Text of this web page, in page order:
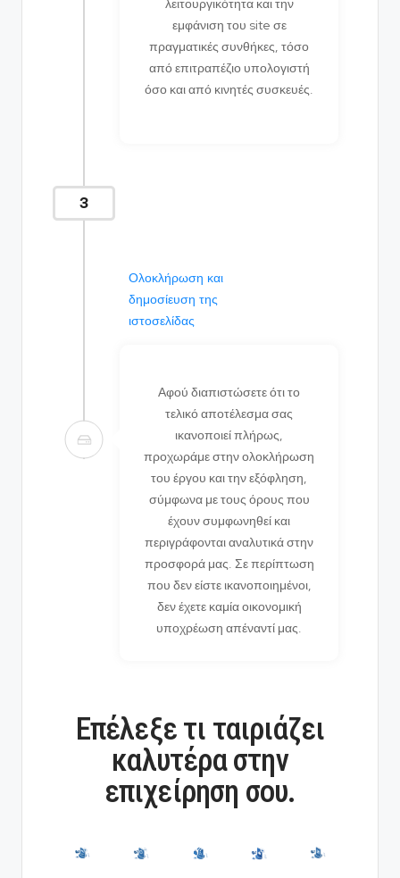
λειτουργικότητα και την
εμφάνιση του site σε
πραγματικές συνθήκες, τόσο
από επιτραπέζιο υπολογιστή
όσο και από κινητές συσκευές.
3
Ολοκλήρωση και
δημοσίευση της
ιστοσελίδας
Αφού διαπιστώσετε ότι το
τελικό αποτέλεσμα σας
ικανοποιεί πλήρως,
προχωράμε στην ολοκλήρωση
του έργου και την εξόφληση,
σύμφωνα με τους όρους που
έχουν συμφωνηθεί και
περιγράφονται αναλυτικά στην
προσφορά μας. Σε περίπτωση
που δεν είστε ικανοποιημένοι,
δεν έχετε καμία οικονομική
υποχρέωση απέναντί μας.
Επέλεξε τι ταιριάζει
καλυτέρα στην
επιχείρηση σου.